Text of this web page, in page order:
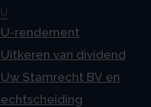
U
U-rendement
Uitkeren van dividend
Uw Stamrecht BV en
echtscheiding